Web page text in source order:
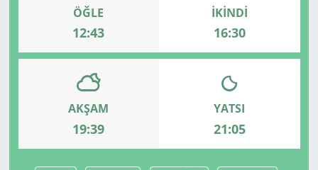
ÖĞLE
12:43
İKINDI
16:30
AKŞAM
19:39
YATSI
21:05